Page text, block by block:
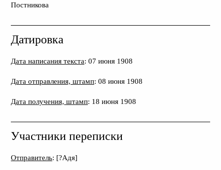
Постникова
Датировка
Дата написания текста: 07 июня 1908
Дата отправления, штамп: 08 июня 1908
Дата получения, штамп: 18 июня 1908
Участники переписки
Отправитель: [?Адя]